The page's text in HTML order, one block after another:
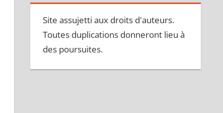
Site assujetti aux droits d'auteurs.
Toutes duplications donneront lieu à
des poursuites.